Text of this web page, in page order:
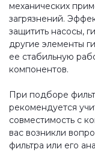
механических
загрязнений.
защитить насосы,
другие элементы
ее стабильную
компонентов.
При подборе
рекомендуется
совместимость с
вас возникли
фильтра или его